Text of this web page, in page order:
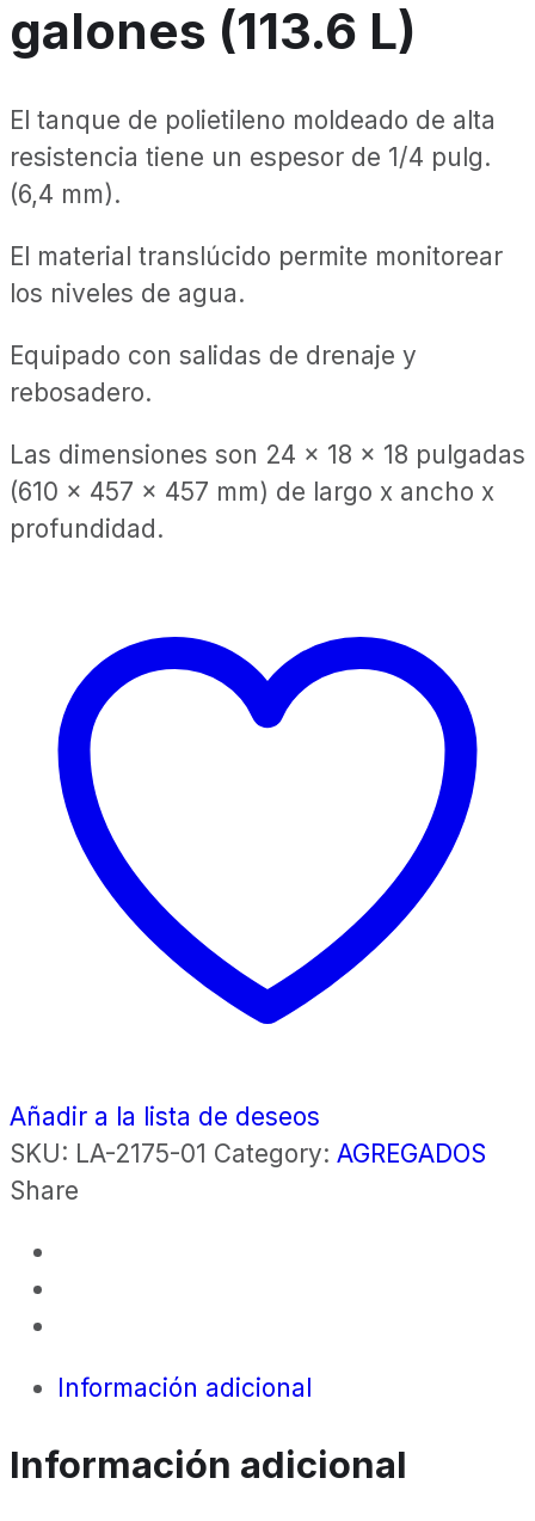
galones (113.6 L)
El tanque de polietileno moldeado de alta
resistencia tiene un espesor de 1/4 pulg.
(6,4 mm).
El material translúcido permite monitorear
los niveles de agua.
Equipado con salidas de drenaje y
rebosadero.
Las dimensiones son 24 x 18 x 18 pulgadas
(610 x 457 x 457 mm) de largo x ancho x
profundidad.
Añadir a la lista de deseos
SKU: LA-2175-01 Category: AGREGADOS
Share
Información adicional
Información adicional